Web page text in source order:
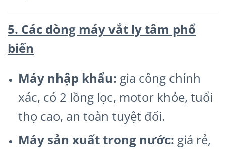
5. Các dòng máy vắt ly tâm phổ
biến
Máy nhập khẩu: gia công chính
xác, có 2 lồng lọc, motor khỏe, tuổi
thọ cao, an toàn tuyệt đối.
Máy sản xuất trong nước: giá rẻ,